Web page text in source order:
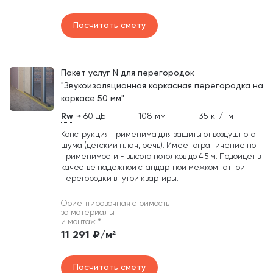
Посчитать смету
Пакет услуг N для перегородок
"Звукоизоляционная каркасная перегородка на
каркасе 50 мм"
Rw ≈ 60 дБ 108 мм 35 кг/пм
Конструкция применима для защиты от воздушного
шума (детский плач, речь). Имеет ограничение по
применимости - высота потолков до 4.5 м. Подойдет в
качестве надежной стандартной межкомнатной
перегородки внутри квартиры.
Ориентировочная стоимость
за материалы
и монтаж *
11 291 ₽/м²
Посчитать смету